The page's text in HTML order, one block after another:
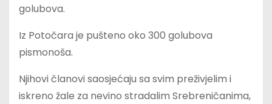
golubova.
Iz Potočara je pušteno oko 300 golubova
pismonoša.
Njihovi članovi saosjećaju sa svim preživjelim i
iskreno žale za nevino stradalim Srebreničanima,